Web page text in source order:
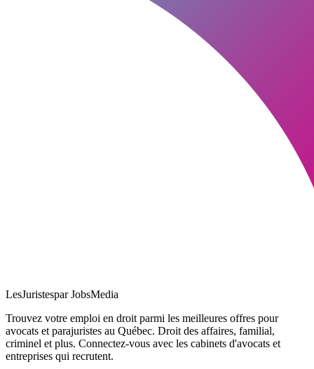
LesJuristespar JobsMedia
Trouvez votre emploi en droit parmi les meilleures offres pour
avocats et parajuristes au Québec. Droit des affaires, familial,
criminel et plus. Connectez-vous avec les cabinets d'avocats et
entreprises qui recrutent.